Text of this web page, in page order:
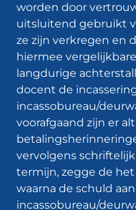
worden door
uitsluitend gebruikt
ze zijn verkregen en
hiermee
langdurige
docent de
incassobureau/
voorafgaand zijn er
vervolgens
termijn, zegge de
waarna de schuld aan
incassobureau/